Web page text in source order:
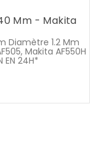
Mm - Makita
Diamètre 1.2 Mm
Makita AF550H
EN 24H*